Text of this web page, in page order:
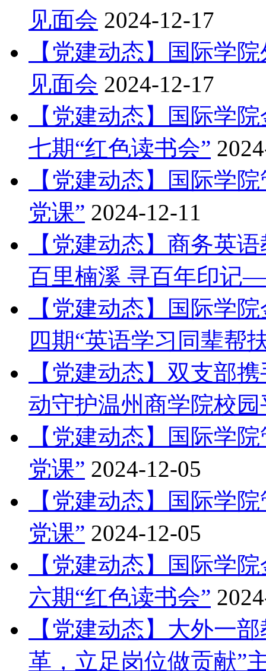
见面会 2024-12-17
【党建动态】国际学
见面会 2024-12-17
【党建动态】国际学
七期“红色读书会”
【党建动态】国际学
党课” 2024-12-11
【党建动态】商务英
百里楠溪 寻百年印记
【党建动态】国际学
四期“英语学习同辈帮
【党建动态】双支部
动守护温州商学院校园
【党建动态】国际学
党课” 2024-12-05
【党建动态】国际学
党课” 2024-12-05
【党建动态】国际学
六期“红色读书会”
【党建动态】大外一
革，立足岗位做贡献”